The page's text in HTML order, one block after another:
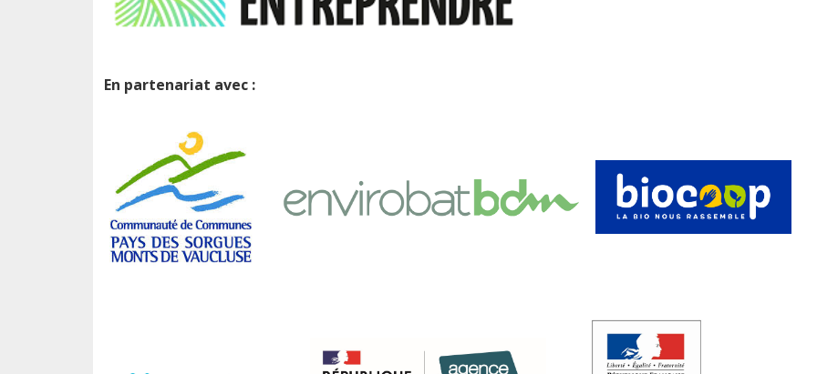
En partenariat avec :